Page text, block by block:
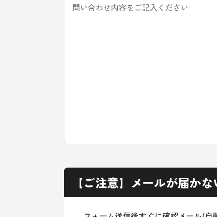
【ご注意】メールが届か